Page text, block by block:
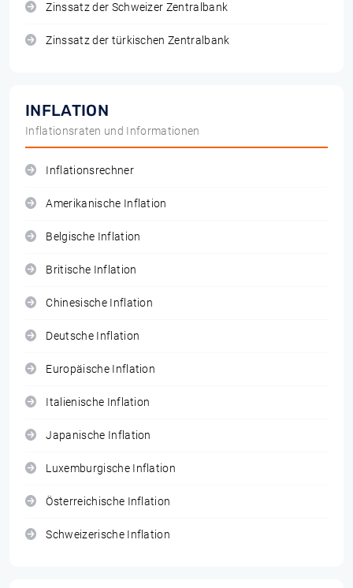
Zinssatz der Schweizer Zentralbank
Zinssatz der türkischen Zentralbank
INFLATION
Inflationsraten und Informationen
Inflationsrechner
Amerikanische Inflation
Belgische Inflation
Britische Inflation
Chinesische Inflation
Deutsche Inflation
Europäische Inflation
Italienische Inflation
Japanische Inflation
Luxemburgische Inflation
Österreichische Inflation
Schweizerische Inflation